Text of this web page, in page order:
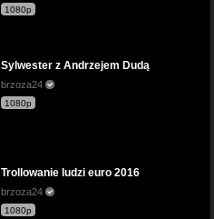
1080p
Sylwester z Andrzejem Dudą
brzoza24
1080p
Trollowanie ludzi euro 2016
brzoza24
1080p